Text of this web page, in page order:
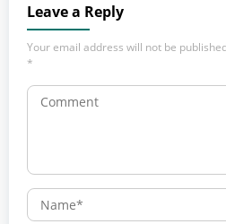
Leave a Reply
Your email address will not be
*